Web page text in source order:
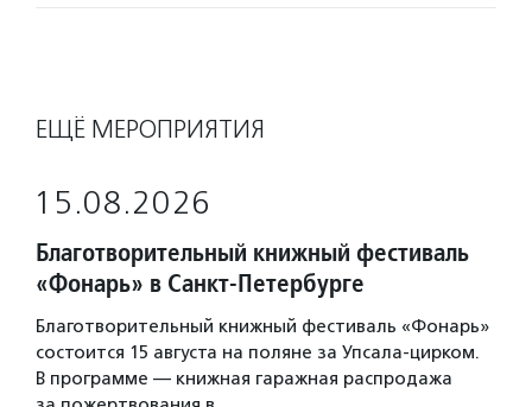
ЕЩЁ МЕРОПРИЯТИЯ
15.08.2026
Благотворительный книжный фестиваль
«Фонарь» в Санкт-Петербурге
Благотворительный книжный фестиваль «Фонарь»
состоится 15 августа на поляне за Упсала-цирком.
В программе — книжная гаражная распродажа